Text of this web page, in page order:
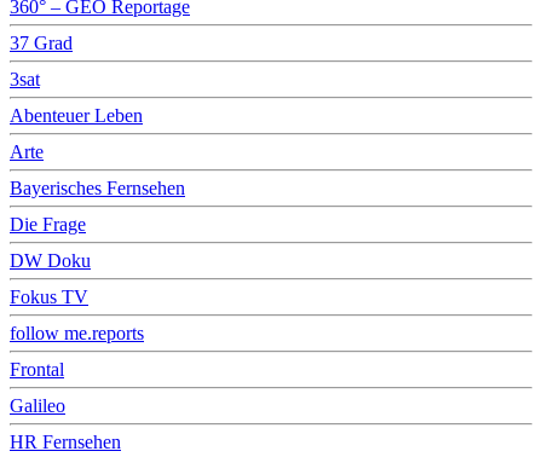
360° – GEO Reportage
37 Grad
3sat
Abenteuer Leben
Arte
Bayerisches Fernsehen
Die Frage
DW Doku
Fokus TV
follow me.reports
Frontal
Galileo
HR Fernsehen